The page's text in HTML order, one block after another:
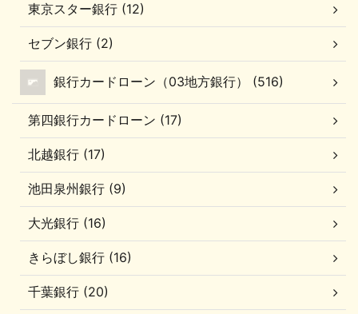
東京スター銀行 (12)
セブン銀行 (2)
銀行カードローン（03地方銀行） (516)
第四銀行カードローン (17)
北越銀行 (17)
池田泉州銀行 (9)
大光銀行 (16)
きらぼし銀行 (16)
千葉銀行 (20)